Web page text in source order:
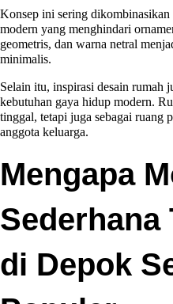
Konsep ini sering
modern yang menghindari
geometris, dan warna netral
minimalis.
Selain itu, inspirasi desain rumah
kebutuhan gaya hidup modern.
tinggal, tetapi juga sebagai ruang
anggota keluarga.
Mengapa
Sederhana
di Depok